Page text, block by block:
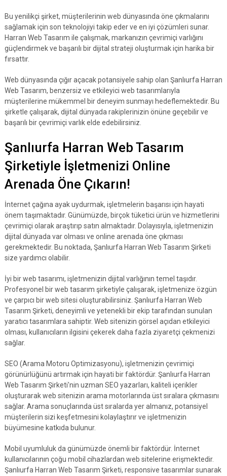
Bu yenilikçi şirket, müşterilerinin web dünyasında öne çıkmalarını
sağlamak için son teknolojiyi takip eder ve en iyi çözümleri sunar.
Harran Web Tasarım ile çalışmak, markanızın çevrimiçi varlığını
güçlendirmek ve başarılı bir dijital strateji oluşturmak için harika bir
fırsattır.
Web dünyasında çığır açacak potansiyele sahip olan Şanlıurfa Harran
Web Tasarım, benzersiz ve etkileyici web tasarımlarıyla
müşterilerine mükemmel bir deneyim sunmayı hedeflemektedir. Bu
şirketle çalışarak, dijital dünyada rakiplerinizin önüne geçebilir ve
başarılı bir çevrimiçi varlık elde edebilirsiniz.
Şanlıurfa Harran Web Tasarım
Şirketiyle İşletmenizi Online
Arenada Öne Çıkarın!
İnternet çağına ayak uydurmak, işletmelerin başarısı için hayati
önem taşımaktadır. Günümüzde, birçok tüketici ürün ve hizmetlerini
çevrimiçi olarak araştırıp satın almaktadır. Dolayısıyla, işletmenizin
dijital dünyada var olması ve online arenada öne çıkması
gerekmektedir. Bu noktada, Şanlıurfa Harran Web Tasarım Şirketi
size yardımcı olabilir.
İyi bir web tasarımı, işletmenizin dijital varlığının temel taşıdır.
Profesyonel bir web tasarım şirketiyle çalışarak, işletmenize özgün
ve çarpıcı bir web sitesi oluşturabilirsiniz. Şanlıurfa Harran Web
Tasarım Şirketi, deneyimli ve yetenekli bir ekip tarafından sunulan
yaratıcı tasarımlara sahiptir. Web sitenizin görsel açıdan etkileyici
olması, kullanıcıların ilgisini çekerek daha fazla ziyaretçi çekmenizi
sağlar.
SEO (Arama Motoru Optimizasyonu), işletmenizin çevrimiçi
görünürlüğünü artırmak için hayati bir faktördür. Şanlıurfa Harran
Web Tasarım Şirketi'nin uzman SEO yazarları, kaliteli içerikler
oluşturarak web sitenizin arama motorlarında üst sıralara çıkmasını
sağlar. Arama sonuçlarında üst sıralarda yer almanız, potansiyel
müşterilerin sizi keşfetmesini kolaylaştırır ve işletmenizin
büyümesine katkıda bulunur.
Mobil uyumluluk da günümüzde önemli bir faktördür. İnternet
kullanıcılarının çoğu mobil cihazlardan web sitelerine erişmektedir.
Şanlıurfa Harran Web Tasarım Şirketi, responsive tasarımlar sunarak